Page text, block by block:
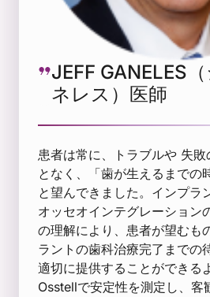
JEFF GANELES
ネレス）医師
患者は常に、トラブルや 失敗
となく、「歯が生えるまでの
と望んできました。インプラ
オッセオインテグレーション
の理解により、患者が望むも
ラントの歯科治療完了までの
適切に提供することができる
Osstellで安定性を測定し、客